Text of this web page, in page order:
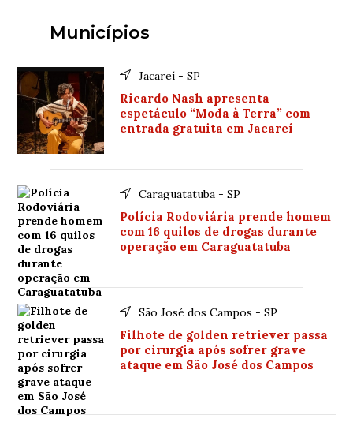
Municípios
Jacareí - SP
Ricardo Nash apresenta
espetáculo “Moda à Terra” com
entrada gratuita em Jacareí
Caraguatatuba - SP
Polícia Rodoviária prende homem
com 16 quilos de drogas durante
operação em Caraguatatuba
São José dos Campos - SP
Filhote de golden retriever passa
por cirurgia após sofrer grave
ataque em São José dos Campos